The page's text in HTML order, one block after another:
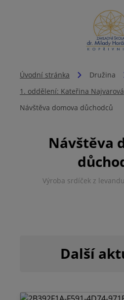
Úvodní stránka
Družina
1. oddělení: Kateřina Najvarová
Návštěva domova důchodců
Návštěva
Výroba srdíček z
Další